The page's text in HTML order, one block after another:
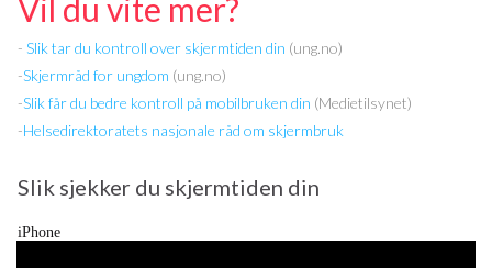
Vil du vite mer?
- Slik tar du kontroll over skjermtiden din (ung.no)
-Skjermråd for ungdom (ung.no)
-Slik får du bedre kontroll på mobilbruken din (Medietilsynet)
-Helsedirektoratets nasjonale råd om skjermbruk
Slik sjekker du skjermtiden din
iPhone